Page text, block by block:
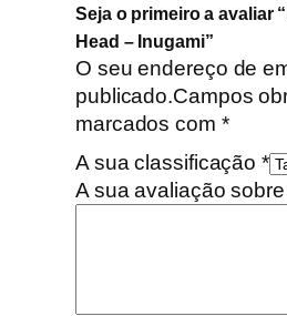
Seja o primeiro a avaliar
Head – Inugami”
O seu endereço de
publicado.Campos
marcados com *
A sua classificação *
A sua avaliação